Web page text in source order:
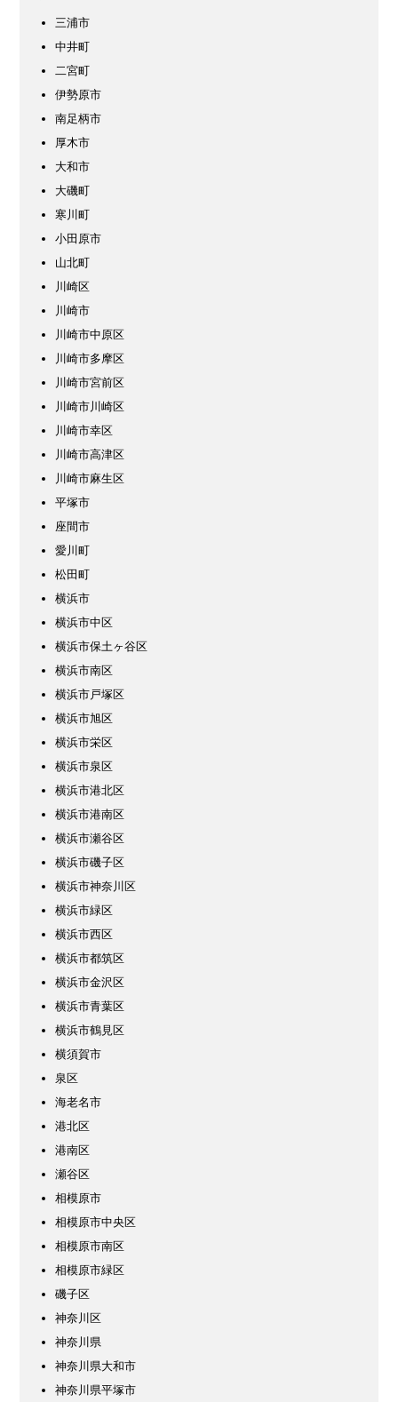
三浦市
中井町
二宮町
伊勢原市
南足柄市
厚木市
大和市
大磯町
寒川町
小田原市
山北町
川崎区
川崎市
川崎市中原区
川崎市多摩区
川崎市宮前区
川崎市川崎区
川崎市幸区
川崎市高津区
川崎市麻生区
平塚市
座間市
愛川町
松田町
横浜市
横浜市中区
横浜市保土ヶ谷区
横浜市南区
横浜市戸塚区
横浜市旭区
横浜市栄区
横浜市泉区
横浜市港北区
横浜市港南区
横浜市瀬谷区
横浜市磯子区
横浜市神奈川区
横浜市緑区
横浜市西区
横浜市都筑区
横浜市金沢区
横浜市青葉区
横浜市鶴見区
横須賀市
泉区
海老名市
港北区
港南区
瀬谷区
相模原市
相模原市中央区
相模原市南区
相模原市緑区
磯子区
神奈川区
神奈川県
神奈川県大和市
神奈川県平塚市